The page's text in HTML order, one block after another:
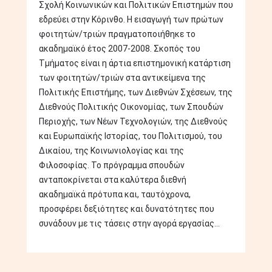
Σχολή Κοινωνικών και Πολιτικών Επιστημών που
εδρεύει στην Κόρινθο. Η εισαγωγή των πρώτων
φοιτητών/τριών πραγματοποιήθηκε το
ακαδημαϊκό έτος 2007-2008. Σκοπός του
Τμήματος είναι η άρτια επιστημονική κατάρτιση
των φοιτητών/τριών στα αντικείμενα της
Πολιτικής Επιστήμης, των Διεθνών Σχέσεων, της
Διεθνούς Πολιτικής Οικονομίας, των Σπουδών
Περιοχής, των Νέων Τεχνολογιών, της Διεθνούς
και Ευρωπαϊκής Ιστορίας, του Πολιτισμού, του
Δικαίου, της Κοινωνιολογίας και της
Φιλοσοφίας. Το πρόγραμμα σπουδών
ανταποκρίνεται στα καλύτερα διεθνή
ακαδημαϊκά πρότυπα και, ταυτόχρονα,
προσφέρει δεξιότητες και δυνατότητες που
συνάδουν με τις τάσεις στην αγορά εργασίας...